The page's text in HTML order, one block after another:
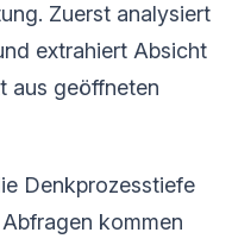
Zuerst analysiert
extrahiert Absicht
aus geöffneten
Denkprozesstiefe
kommen